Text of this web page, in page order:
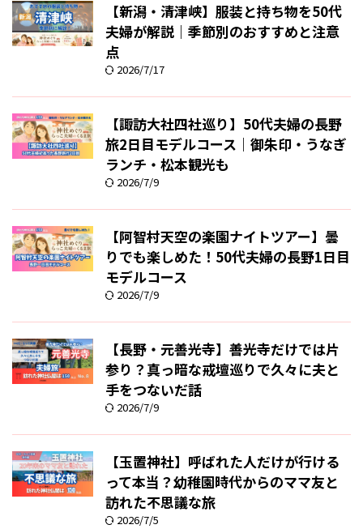
【新潟・清津峡】服装と持ち物を50代
夫婦が解説｜季節別のおすすめと注意
点
2026/7/17
【諏訪大社四社巡り】50代夫婦の長野
旅2日目モデルコース｜御朱印・うなぎ
ランチ・松本観光も
2026/7/9
【阿智村天空の楽園ナイトツアー】曇
りでも楽しめた！50代夫婦の長野1日目
モデルコース
2026/7/9
【長野・元善光寺】善光寺だけでは片
参り？真っ暗な戒壇巡りで久々に夫と
手をつないだ話
2026/7/9
【玉置神社】呼ばれた人だけが行ける
って本当？幼稚園時代からのママ友と
訪れた不思議な旅
2026/7/5